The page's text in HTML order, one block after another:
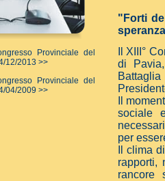
Provinciale del
12/2013 >>
Provinciale del
04/2009 >>
"Forti
Il XIII°
di
Il
sociale
per
Il clima
rapporti,
rancore